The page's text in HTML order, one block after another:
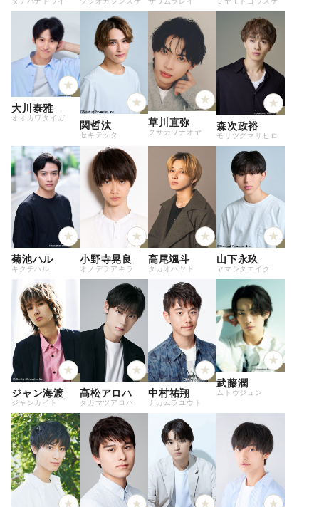
大川泰雅
オオカワタイガ
関哲汰
セキテッタ
草川直弥
クサカワナオヤ
森次政裕
モリツグマサヒロ
菊池ハル
キクチハル
小野寺晃良
オノデラアキラ
高尾颯斗
タカオハヤト
山下永玖
ヤマシタエイク
ジャン海渡
ジャンカイト
髙松アロハ
タカマツアロハ
中村祐翔
ナカムラユウト
武藤潤
ムトウジュン